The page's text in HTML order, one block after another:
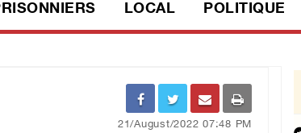
LOCAL POLITIQUE
21/August/2022 07:48 PM